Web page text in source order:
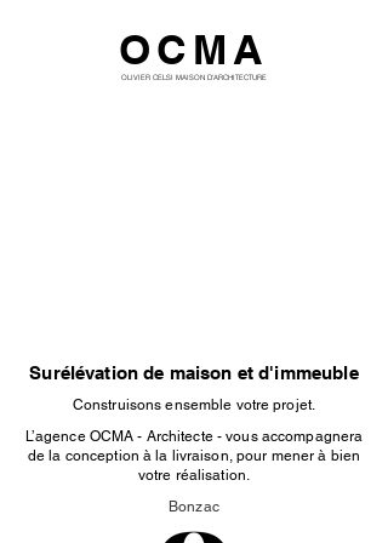
OCMA
OLIVIER CELSI MAISON D'ARCHITECTURE
Surélévation de maison et d'immeuble
Construisons ensemble votre projet.
L’agence OCMA - Architecte - vous accompagnera
de la conception à la livraison, pour mener à bien
votre réalisation.
Bonzac